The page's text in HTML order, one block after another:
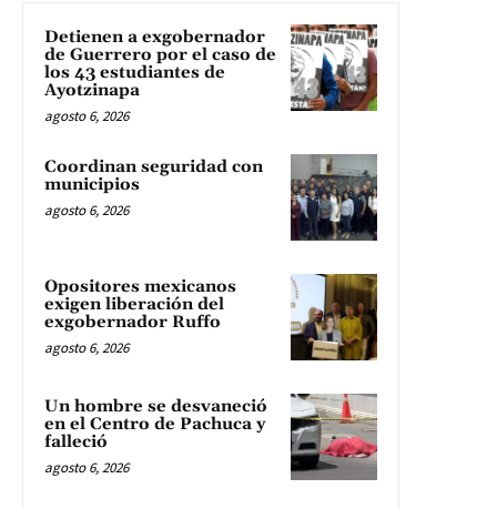
Detienen a exgobernador
de Guerrero por el caso de
los 43 estudiantes de
Ayotzinapa
agosto 6, 2026
Coordinan seguridad con
municipios
agosto 6, 2026
Opositores mexicanos
exigen liberación del
exgobernador Ruffo
agosto 6, 2026
Un hombre se desvaneció
en el Centro de Pachuca y
falleció
agosto 6, 2026